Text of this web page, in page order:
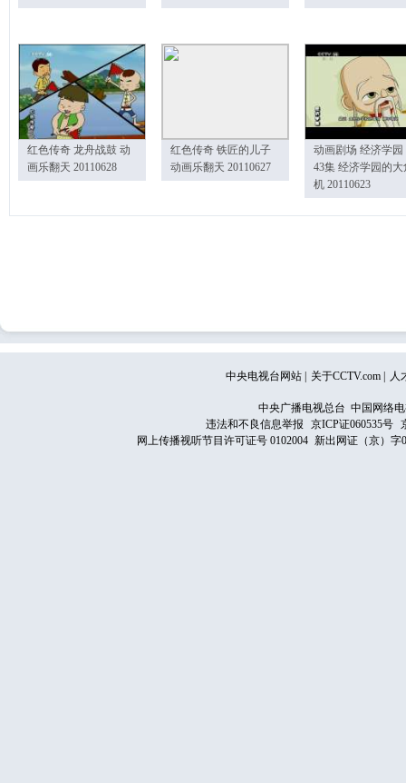
红色传奇 龙舟战鼓 动
画乐翻天 20110628
红色传奇 铁匠的儿子
动画乐翻天 20110627
动画剧场 经济学园
43集 经济学园的大
机 20110623
中央电视台网站 关于CCTV.com 人
中央广播电视总台 中国网络
违法和不良信息举报
京ICP证060535号
网上传播视听节目许可证号 0102004 新出网证（京）